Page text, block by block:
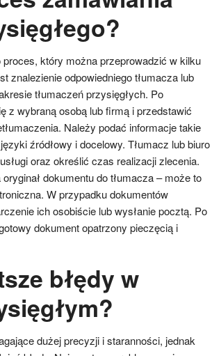
który można przeprowadzić w kilku
odpowiedniego tłumacza lub
tłumaczeń przysięgłych. Po
z wybraną osobą lub firmą i przedstawić
Należy podać informacje takie
źródłowy i docelowy. Tłumacz lub biuro
oraz określić czas realizacji zlecenia.
dokumentu do tłumacza – może to
W przypadku dokumentów
ich osobiście lub wysłanie pocztą. Po
dokument opatrzony pieczęcią i
błędy w
dużej precyzji i staranności, jednak